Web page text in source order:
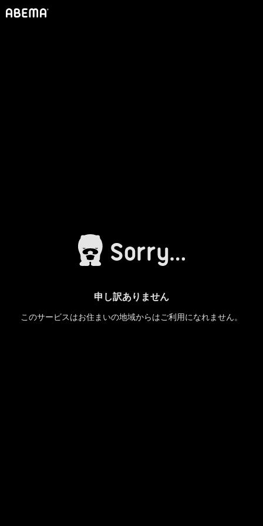
申し訳ありません
このサービスはお住まいの地域からはご利用になれません。